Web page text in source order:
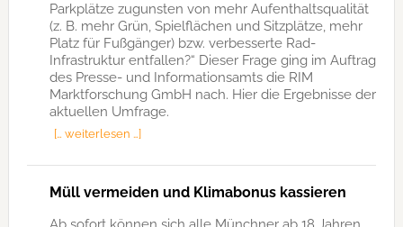
Parkplätze zugunsten von mehr Aufenthaltsqualität
(z. B. mehr Grün, Spielflächen und Sitzplätze, mehr
Platz für Fußgänger) bzw. verbesserte Rad-
Infrastruktur entfallen?“ Dieser Frage ging im Auftrag
des Presse- und Informationsamts die RIM
Marktforschung GmbH nach. Hier die Ergebnisse der
aktuellen Umfrage.
[… weiterlesen …]
Müll vermeiden und Klimabonus kassieren
Ab sofort können sich alle Münchner ab 18 Jahren